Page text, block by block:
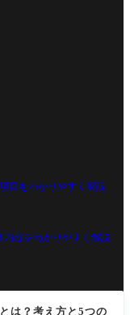
目をわかりやすく解説
内容をわかりやすく解説
は？考え方と5つの